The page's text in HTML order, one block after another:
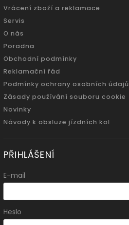
Vrácení zboží a reklamace
Servis
O nás
Poradna
Obchodní podmínky
Reklamační řád
Podmínky ochrany osobních údajů
Zásady používání souboru cookie
Novinky
Návody k obsluze jízdních kol
PŘIHLÁŠENÍ
E-mail
Heslo